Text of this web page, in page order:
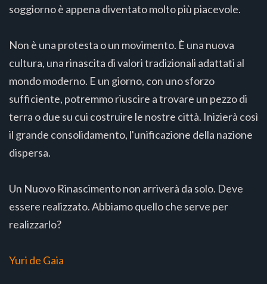
soggiorno è appena diventato molto più piacevole.
Non è una protesta o un movimento. È una nuova
cultura, una rinascita di valori tradizionali adattati al
mondo moderno. E un giorno, con uno sforzo
sufficiente, potremmo riuscire a trovare un pezzo di
terra o due su cui costruire le nostre città. Inizierà così
il grande consolidamento, l'unificazione della nazione
dispersa.
Un Nuovo Rinascimento non arriverà da solo. Deve
essere realizzato. Abbiamo quello che serve per
realizzarlo?
Yuri de Gaia